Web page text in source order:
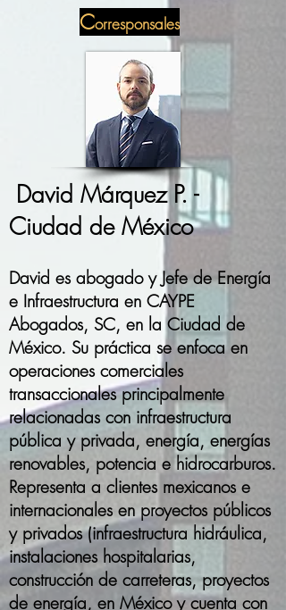
Corresponsales
David Márquez P. -
Ciudad de México
David es abogado y Jefe de Energía
e Infraestructura en CAYPE
Abogados, SC, en la Ciudad de
México. Su práctica se enfoca en
operaciones comerciales
transaccionales principalmente
relacionadas con infraestructura
pública y privada, energía, energías
renovables, potencia e hidrocarburos.
Representa a clientes mexicanos e
internacionales en proyectos públicos
y privados (infraestructura hidráulica,
instalaciones hospitalarias,
construcción de carreteras, proyectos
de energía, en México y cuenta con